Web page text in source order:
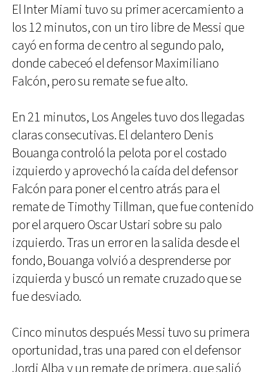
El Inter Miami tuvo su primer acercamiento a
los 12 minutos, con un tiro libre de Messi que
cayó en forma de centro al segundo palo,
donde cabeceó el defensor Maximiliano
Falcón, pero su remate se fue alto.
En 21 minutos, Los Angeles tuvo dos llegadas
claras consecutivas. El delantero Denis
Bouanga controló la pelota por el costado
izquierdo y aprovechó la caída del defensor
Falcón para poner el centro atrás para el
remate de Timothy Tillman, que fue contenido
por el arquero Oscar Ustari sobre su palo
izquierdo. Tras un error en la salida desde el
fondo, Bouanga volvió a desprenderse por
izquierda y buscó un remate cruzado que se
fue desviado.
Cinco minutos después Messi tuvo su primera
oportunidad, tras una pared con el defensor
Jordi Alba y un remate de primera, que salió